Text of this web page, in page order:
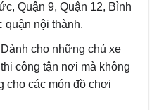
Quận 9, Quận 12, Bình
nội thành.
Dành cho những chủ xe
công tận nơi mà không
cho các món đồ chơi